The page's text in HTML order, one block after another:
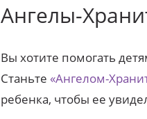
Ангелы-
Вы хотите помогать
Станьте «Ангелом-
ребенка, чтобы ее